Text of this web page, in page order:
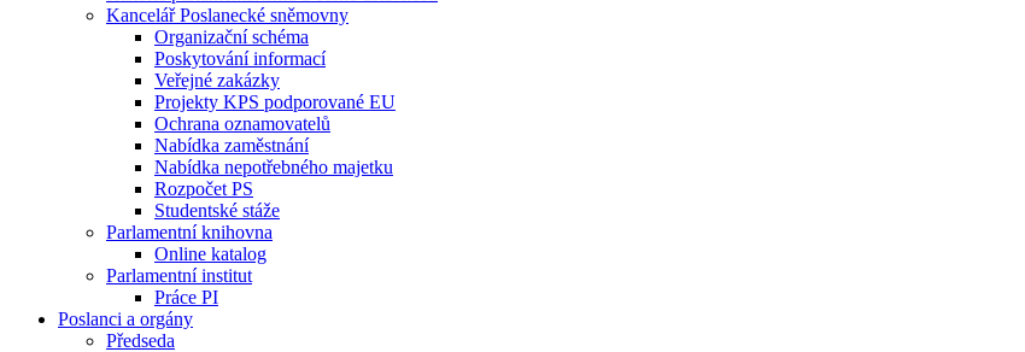
Kancelář Poslanecké sněmovny
Organizační schéma
Poskytování informací
Veřejné zakázky
Projekty KPS podporované EU
Ochrana oznamovatelů
Nabídka zaměstnání
Nabídka nepotřebného majetku
Rozpočet PS
Studentské stáže
Parlamentní knihovna
Online katalog
Parlamentní institut
Práce PI
Poslanci a orgány
Předseda